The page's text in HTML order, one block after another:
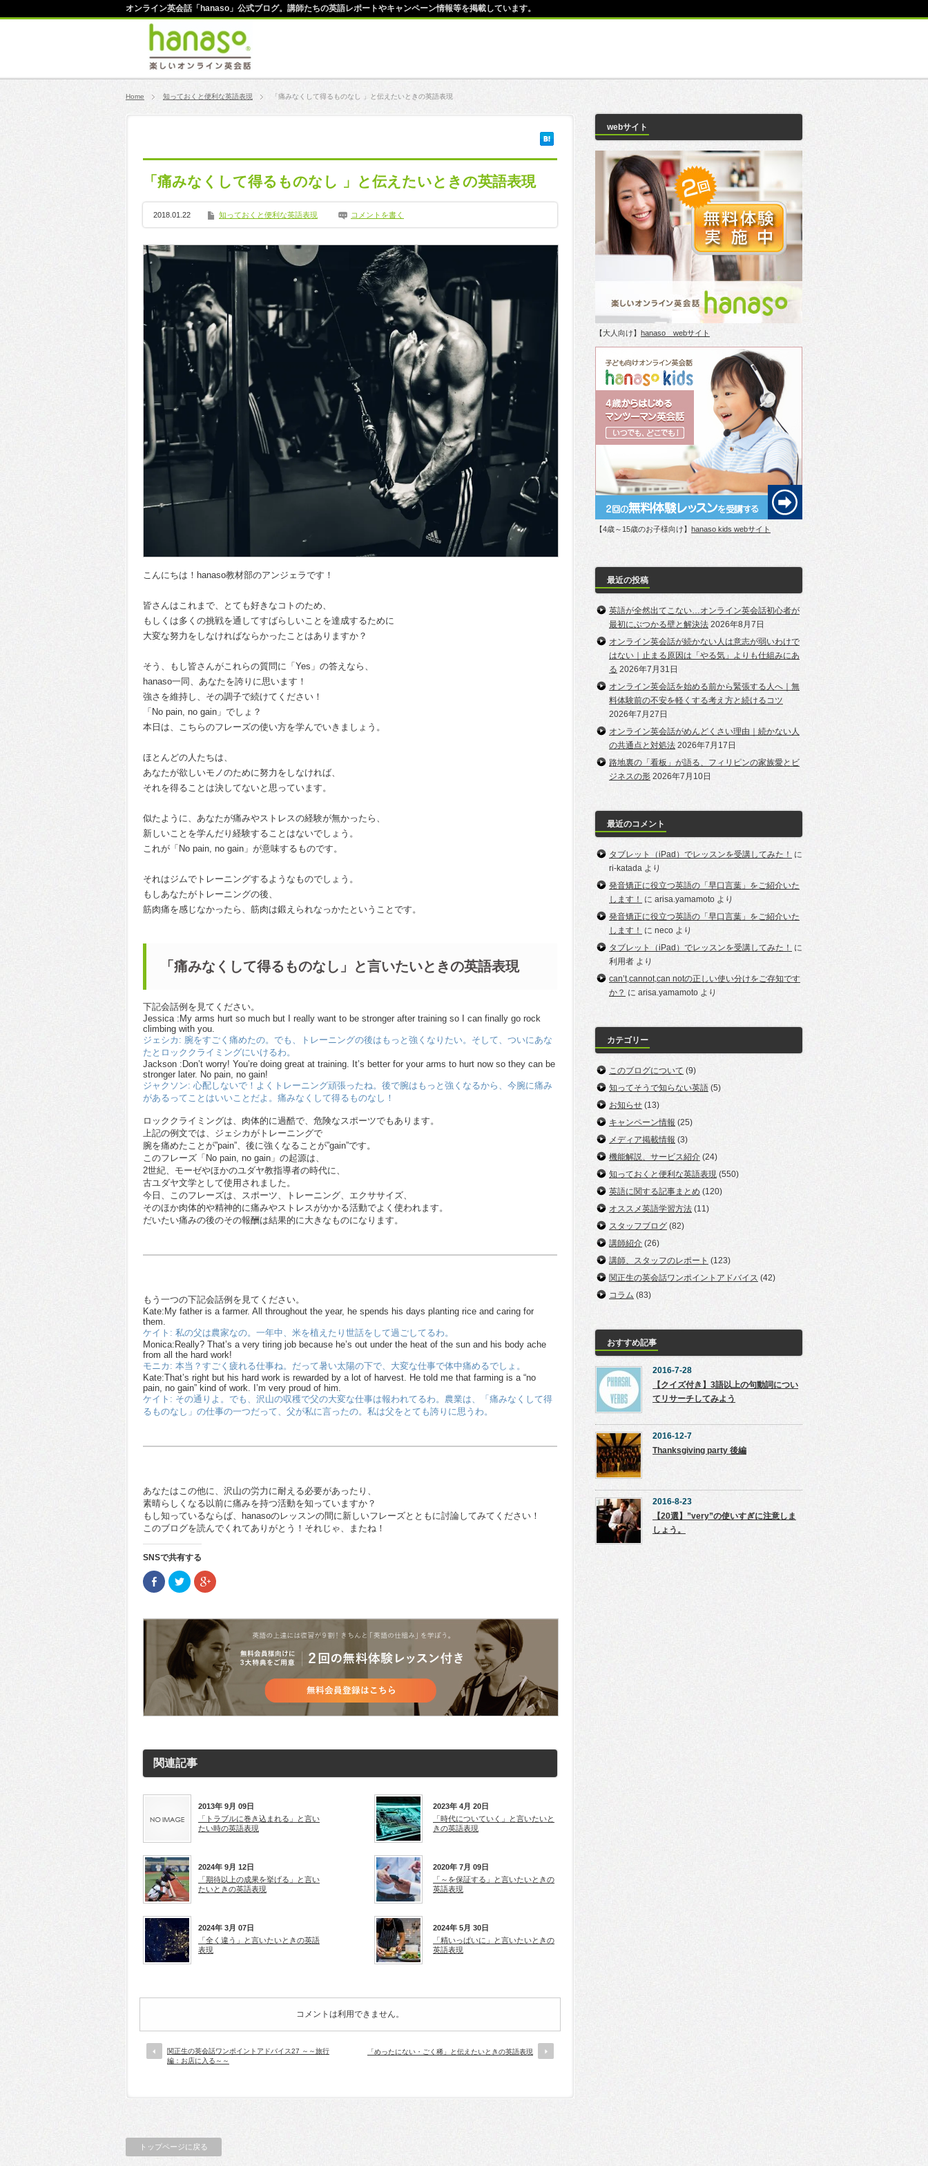
オンライン英会話「hanaso」公式ブログ。講師たちの英語レポートやキャンペーン情報等を掲載しています。
Home 知っておくと便利な英語表現 「痛みなくして得るものなし 」と伝えたいときの英語表現
「痛みなくして得るものなし 」と伝えたいときの英語表現
2018.01.22 知っておくと便利な英語表現 コメントを書く
こんにちは！hanaso教材部のアンジェラです！
皆さんはこれまで、とても好きなコトのため、
もしくは多くの挑戦を通してすばらしいことを達成するために
大変な努力をしなければならかったことはありますか？
そう、もし皆さんがこれらの質問に「Yes」の答えなら、
hanaso一同、あなたを誇りに思います！
強さを維持し、その調子で続けてください！
「No pain, no gain」でしょ？
本日は、こちらのフレーズの使い方を学んでいきましょう。
ほとんどの人たちは、
あなたが欲しいモノのために努力をしなければ、
それを得ることは決してないと思っています。
似たように、あなたが痛みやストレスの経験が無かったら、
新しいことを学んだり経験することはないでしょう。
これが「No pain, no gain」が意味するものです。
それはジムでトレーニングするようなものでしょう。
もしあなたがトレーニングの後、
筋肉痛を感じなかったら、筋肉は鍛えられなっかたということです。
「痛みなくして得るものなし」と言いたいときの英語表現
下記会話例を見てください。
Jessica :My arms hurt so much but I really want to be stronger after training so I can finally go rock
climbing with you.
ジェシカ: 腕をすごく痛めたの。でも、トレーニングの後はもっと強くなりたい。そして、ついにあな
たとロッククライミングにいけるわ。
Jackson :Don’t worry! You’re doing great at training. It’s better for your arms to hurt now so they can be
stronger later. No pain, no gain!
ジャクソン: 心配しないで！よくトレーニング頑張ったね。後で腕はもっと強くなるから、今腕に痛み
があるってことはいいことだよ。痛みなくして得るものなし！
ロッククライミングは、肉体的に過酷で、危険なスポーツでもあります。
上記の例文では、ジェシカがトレーニングで
腕を痛めたことが”pain”、後に強くなることが”gain”です。
このフレーズ「No pain, no gain」の起源は、
2世紀、モーゼやほかのユダヤ教指導者の時代に、
古ユダヤ文学として使用されました。
今日、このフレーズは、スポーツ、トレーニング、エクササイズ、
そのほか肉体的や精神的に痛みやストレスがかかる活動でよく使われます。
だいたい痛みの後のその報酬は結果的に大きなものになります。
もう一つの下記会話例を見てください。
Kate:My father is a farmer. All throughout the year, he spends his days planting rice and caring for
them.
ケイト: 私の父は農家なの。一年中、米を植えたり世話をして過ごしてるわ。
Monica:Really? That’s a very tiring job because he’s out under the heat of the sun and his body ache
from all the hard work!
モニカ: 本当？すごく疲れる仕事ね。だって暑い太陽の下で、大変な仕事で体中痛めるでしょ。
Kate:That’s right but his hard work is rewarded by a lot of harvest. He told me that farming is a “no
pain, no gain” kind of work. I’m very proud of him.
ケイト: その通りよ。でも、沢山の収穫で父の大変な仕事は報われてるわ。農業は、「痛みなくして得
るものなし」の仕事の一つだって、父が私に言ったの。私は父をとても誇りに思うわ。
あなたはこの他に、沢山の労力に耐える必要があったり、
素晴らしくなる以前に痛みを持つ活動を知っていますか？
もし知っているならば、hanasoのレッスンの間に新しいフレーズとともに討論してみてください！
このブログを読んでくれてありがとう！それじゃ、またね！
SNSで共有する
Facebook
で
し
ウ
ド
ウ
で
開
す)
ク
リ
て
Twitter
共
有
(新
い
ウ
ィ
ン
ド
す)
ク
リ
て
Google+
共
有
(新
し
い
ウ
ィ
ン
ド
関連記事
2013年 9月 09日
「トラブルに巻き込まれる」と言い
たい時の英語表現
2023年 4月 20日
「時代についていく」と言いたいと
きの英語表現
2024年 9月 12日
「期待以上の成果を挙げる」と言い
たいときの英語表現
2020年 7月 09日
「～を保証する」と言いたいときの
英語表現
2024年 3月 07日
「全く違う」と言いたいときの英語
表現
2024年 5月 30日
「精いっぱいに」と言いたいときの
英語表現
コメントは利用できません。
関正生の英会話ワンポイントアドバイス27 ～～旅行
編：お店に入る～～
「めったにない・ごく稀」と伝えたいときの英語表現
トップページに戻る
webサイト
【大人向け】 hanaso webサイト
【4歳～15歳のお子様向け】 hanaso kids webサイト
最近の投稿
英語が全然出てこない…オンライン英会話初心者が
最初にぶつかる壁と解決法 2026年8月7日
オンライン英会話が続かない人は意志が弱いわけで
はない｜止まる原因は「やる気」よりも仕組みにあ
る 2026年7月31日
オンライン英会話を始める前から緊張する人へ｜無
料体験前の不安を軽くする考え方と続けるコツ
2026年7月27日
オンライン英会話がめんどくさい理由｜続かない人
の共通点と対処法 2026年7月17日
路地裏の「看板」が語る、フィリピンの家族愛とビ
ジネスの形 2026年7月10日
最近のコメント
タブレット（iPad）でレッスンを受講してみた！
に
ri-katada より
発音矯正に役立つ英語の「早口言葉」をご紹介いた
します！
に arisa.yamamoto より
発音矯正に役立つ英語の「早口言葉」をご紹介いた
します！
に neco より
タブレット（iPad）でレッスンを受講してみた！
に
利用者 より
can’t,cannot,can notの正しい使い分けをご存知です
か？ に arisa.yamamoto より
カテゴリー
このブログについて (9)
知ってそうで知らない英語 (5)
お知らせ (13)
キャンペーン情報 (25)
メディア掲載情報 (3)
機能解説、サービス紹介 (24)
知っておくと便利な英語表現 (550)
英語に関する記事まとめ (120)
オススメ英語学習方法 (11)
スタッフブログ (82)
講師紹介 (26)
講師、スタッフのレポート (123)
関正生の英会話ワンポイントアドバイス (42)
コラム (83)
おすすめ記事
2016-7-28
【クイズ付き】3語以上の句動詞につい
てリサーチしてみよう
2016-12-7
Thanksgiving party 後編
2016-8-23
【20選】”very”の使いすぎに注意しま
しょう。